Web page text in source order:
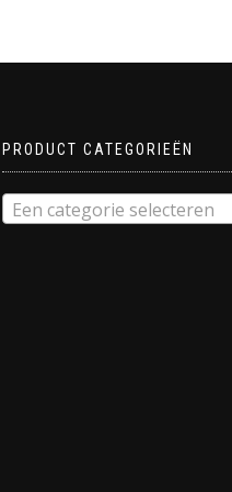
PRODUCT CATEGORIEËN
Een categorie selecteren